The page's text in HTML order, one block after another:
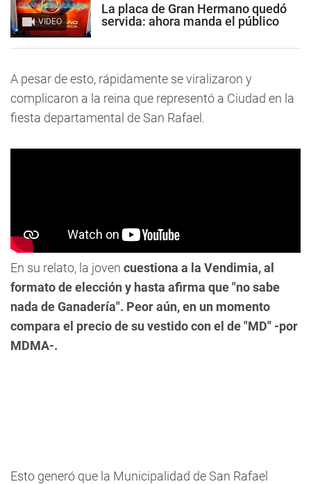
VIDEO
La placa de Gran Hermano quedó
servida: ahora manda el público
A pesar de esto, rápidamente se viralizaron y
complicaron a la reina que representó a Ciudad en la
fiesta departamental de San Rafael.
En su relato, la joven cuestiona a la Vendimia, al
formato de elección y hasta afirma que "no sabe
nada de Ganadería". Peor aún, en un momento
compara el precio de su vestido con el de "MD" -por
MDMA-.
Esto generó que la Municipalidad de San Rafael